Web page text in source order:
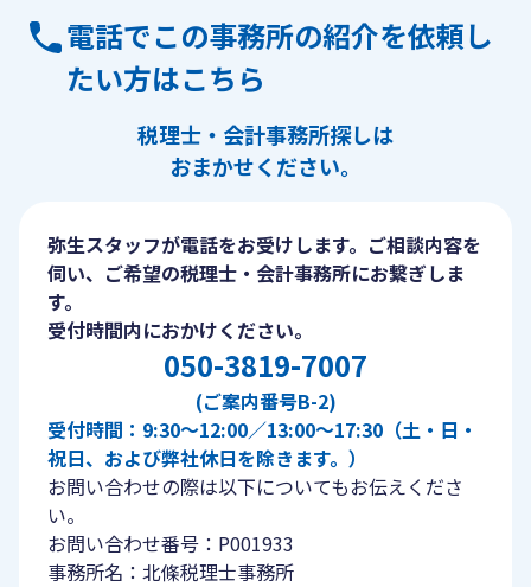
電話でこの事務所の紹介を依頼し
たい方はこちら
税理士・会計事務所探しは
おまかせください。
弥生スタッフが電話をお受けします。ご相談内容を
伺い、ご希望の税理士・会計事務所にお繋ぎしま
す。
受付時間内におかけください。
050-3819-7007
(ご案内番号B-2)
受付時間：9:30〜12:00／13:00〜17:30（土・日・
祝日、および弊社休日を除きます。）
お問い合わせの際は以下についてもお伝えくださ
い。
お問い合わせ番号：P001933
事務所名：北條税理士事務所